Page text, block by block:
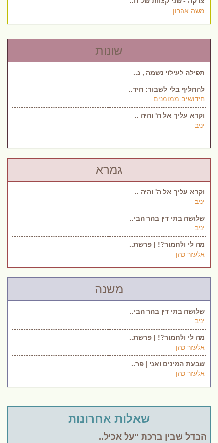
משה אהרון
שונות
תפילה לעילוי נשמה , נ..
להחליף בלי לשבור: חיד..
חידושים ממומנים
וקרא עליך אל ה' והיה ..
יניב
גמרא
וקרא עליך אל ה' והיה ..
יניב
שלושה בתי דין בהר הבי..
יניב
מה לי ולחמור?! | פרשת..
אלעזר כהן
משנה
שלושה בתי דין בהר הבי..
יניב
מה לי ולחמור?! | פרשת..
אלעזר כהן
שבעת המינים ואני | פר..
אלעזר כהן
שאלות אחרונות
הבדל שבין ברכת "על אכיל..